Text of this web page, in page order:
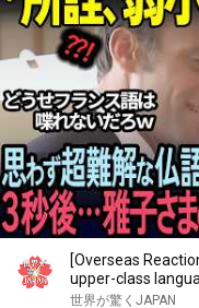
[Overseas
upper-class
世界が驚くJAPAN